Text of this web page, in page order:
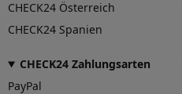
CHECK24 Österreich
CHECK24 Spanien
CHECK24 Zahlungsarten
PayPal